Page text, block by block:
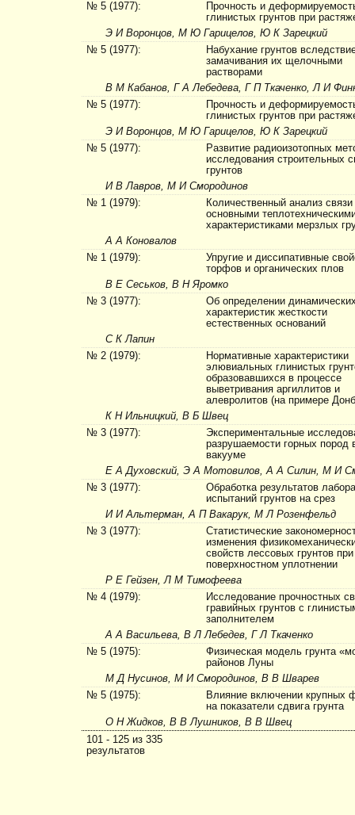
№ 5 (1977):
Прочность и
глинистых грунтов при
Э И Воронцов, М Ю Гарицелов, Ю К Зарецкий
№ 5 (1977):
Набухание грунтов
замачивания их щелочными
растворами
В М Кабанов, Г А Лебедева, Г П Ткаченко, Л И
№ 5 (1977):
Прочность и
глинистых грунтов при
Э И Воронцов, М Ю Гарицелов, Ю К Зарецкий
№ 5 (1977):
Развитие радиоизотопных
исследования строительных
грунтов
И В Лавров, М И Смородинов
№ 1 (1979):
Количественный анализ
основными
характеристиками мерзлых
А А Коновалов
№ 1 (1979):
Упругие и диссипативные
торфов и органических плов
В Е Сеськов, В Н Яромко
№ 3 (1977):
Об определении
характеристик жесткости
естественных оснований
С К Лапин
№ 2 (1979):
Нормативные характеристики
элювиальных глинистых
образовавшихся в процессе
выветривания аргиллитов и
алевролитов (на примере
К Н Ильницкий, В Б Швец
№ 3 (1977):
Экспериментальные
разрушаемости горных пород
вакууме
Е А Духовский, Э А Мотовилов, А А Силин, М И
№ 3 (1977):
Обработка результатов
испытаний грунтов на срез
И И Альтерман, А П Вакарук, М Л Розенфельд
№ 3 (1977):
Статистические
изменения
свойств лессовых грунтов при
поверхностном уплотнении
Р Е Гейзен, Л М Тимофеева
№ 4 (1979):
Исследование проч­ностных
гравийных грунтов с
заполнителем
А А Васильева, В Л Лебедев, Г Л Ткаченко
№ 5 (1975):
Физическая модель грунта
районов Луны
М Д Нусинов, М И Смородинов, В В Шварев
№ 5 (1975):
Влияние включении крупных
на показатели сдвига грунта
О Н Жидков, В В Лушников, В В Швец
101 - 125 из 335
результатов